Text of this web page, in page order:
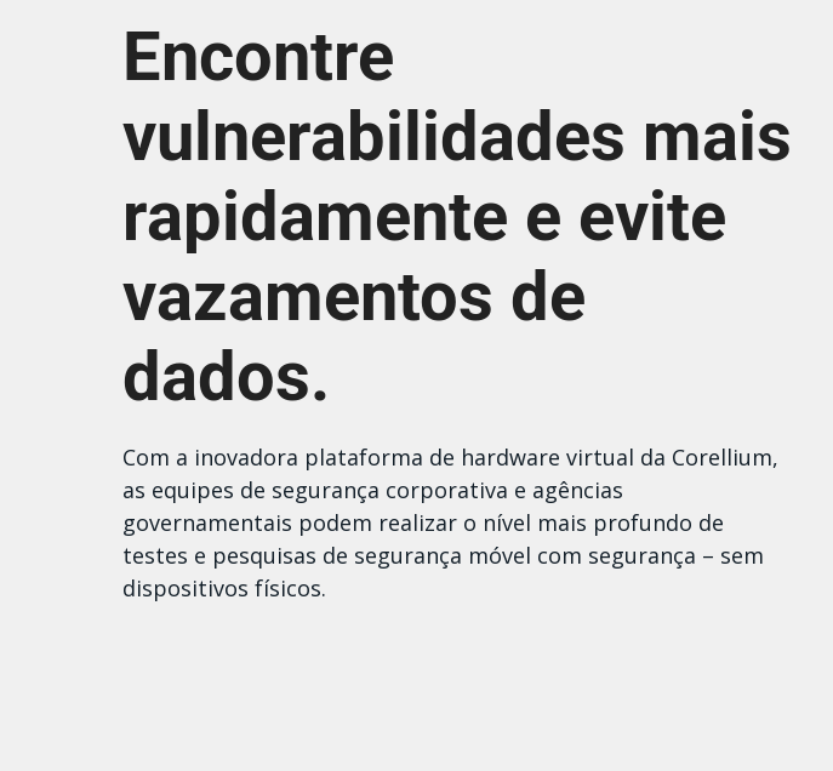
Encontre
vulnerabilidades mais
rapidamente e evite
vazamentos de
dados.
Com a inovadora plataforma de hardware virtual da Corellium,
as equipes de segurança corporativa e agências
governamentais podem realizar o nível mais profundo de
testes e pesquisas de segurança móvel com segurança – sem
dispositivos físicos.